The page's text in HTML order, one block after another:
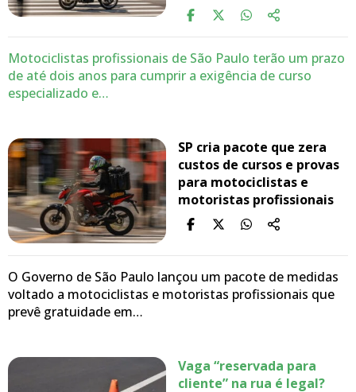
Motociclistas profissionais de São Paulo terão um prazo
de até dois anos para cumprir a exigência de curso
especializado e…
SP cria pacote que zera
custos de cursos e provas
para motociclistas e
motoristas profissionais
O Governo de São Paulo lançou um pacote de medidas
voltado a motociclistas e motoristas profissionais que
prevê gratuidade em…
Vaga “reservada para
cliente” na rua é legal?